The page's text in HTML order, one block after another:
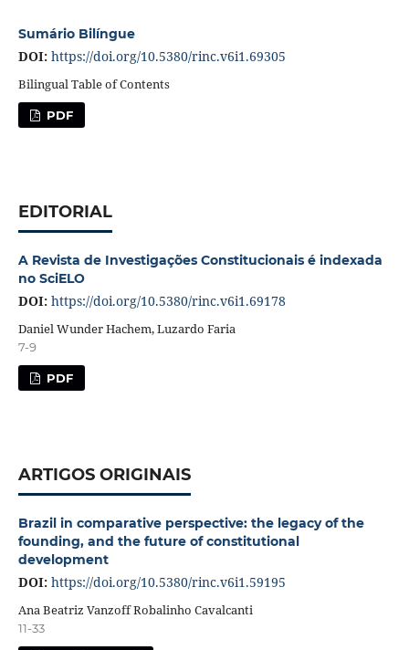
Sumário Bilíngue
DOI: https://doi.org/10.5380/rinc.v6i1.69305
Bilingual Table of Contents
PDF
EDITORIAL
A Revista de Investigações Constitucionais é indexada
no SciELO
DOI: https://doi.org/10.5380/rinc.v6i1.69178
Daniel Wunder Hachem, Luzardo Faria
7-9
PDF
ARTIGOS ORIGINAIS
Brazil in comparative perspective: the legacy of the
founding, and the future of constitutional
development
DOI: https://doi.org/10.5380/rinc.v6i1.59195
Ana Beatriz Vanzoff Robalinho Cavalcanti
11-33